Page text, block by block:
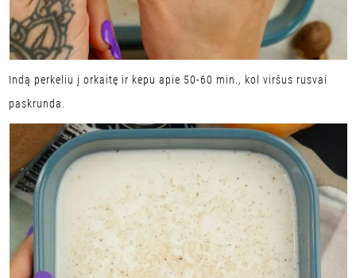
Indą perkeliu į orkaitę ir kepu apie 50-60 min., kol viršus rusvai
paskrunda.